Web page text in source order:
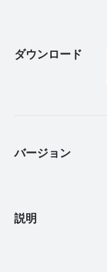
ダウンロード
バージョン
説明